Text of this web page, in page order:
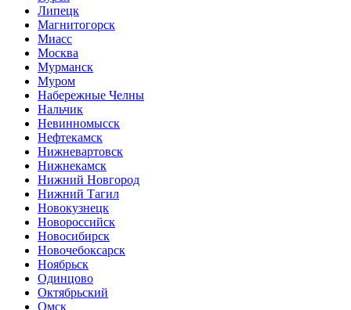
Липецк
Магнитогорск
Миасс
Москва
Мурманск
Муром
Набережные Челны
Нальчик
Невинномысск
Нефтекамск
Нижневартовск
Нижнекамск
Нижний Новгород
Нижний Тагил
Новокузнецк
Новороссийск
Новосибирск
Новочебоксарск
Ноябрьск
Одинцово
Октябрьский
Омск